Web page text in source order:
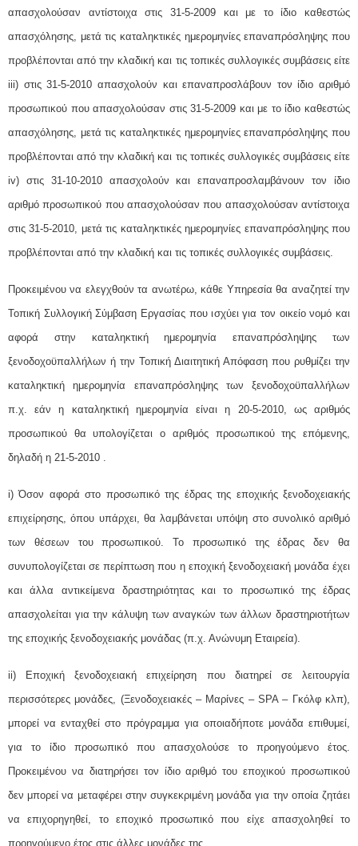
απασχολούσαν αντίστοιχα στις 31-5-2009 και με το ίδιο καθεστώς
απασχόλησης, μετά τις καταληκτικές ημερομηνίες επαναπρόσληψης που
προβλέπονται από την κλαδική και τις τοπικές συλλογικές συμβάσεις είτε
iii) στις 31-5-2010 απασχολούν και επαναπροσλάβουν τον ίδιο αριθμό
προσωπικού που απασχολούσαν στις 31-5-2009 και με το ίδιο καθεστώς
απασχόλησης, μετά τις καταληκτικές ημερομηνίες επαναπρόσληψης που
προβλέπονται από την κλαδική και τις τοπικές συλλογικές συμβάσεις είτε
iv) στις 31-10-2010 απασχολούν και επαναπροσλαμβάνουν τον ίδιο
αριθμό προσωπικού που απασχολούσαν που απασχολούσαν αντίστοιχα
στις 31-5-2010, μετά τις καταληκτικές ημερομηνίες επαναπρόσληψης που
προβλέπονται από την κλαδική και τις τοπικές συλλογικές συμβάσεις.
Προκειμένου να ελεγχθούν τα ανωτέρω, κάθε Υπηρεσία θα αναζητεί την
Τοπική Συλλογική Σύμβαση Εργασίας που ισχύει για τον οικείο νομό και
αφορά στην καταληκτική ημερομηνία επαναπρόσληψης των
ξενοδοχοϋπαλλήλων ή την Τοπική Διαιτητική Απόφαση που ρυθμίζει την
καταληκτική ημερομηνία επαναπρόσληψης των ξενοδοχοϋπαλλήλων
π.χ. εάν η καταληκτική ημερομηνία είναι η 20-5-2010, ως αριθμός
προσωπικού θα υπολογίζεται ο αριθμός προσωπικού της επόμενης,
δηλαδή η 21-5-2010 .
i) Όσον αφορά στο προσωπικό της έδρας της εποχικής ξενοδοχειακής
επιχείρησης, όπου υπάρχει, θα λαμβάνεται υπόψη στο συνολικό αριθμό
των θέσεων του προσωπικού. Το προσωπικό της έδρας δεν θα
συνυπολογίζεται σε περίπτωση που η εποχική ξενοδοχειακή μονάδα έχει
και άλλα αντικείμενα δραστηριότητας και το προσωπικό της έδρας
απασχολείται για την κάλυψη των αναγκών των άλλων δραστηριοτήτων
της εποχικής ξενοδοχειακής μονάδας (π.χ. Ανώνυμη Εταιρεία).
ii) Εποχική ξενοδοχειακή επιχείρηση που διατηρεί σε λειτουργία
περισσότερες μονάδες, (Ξενοδοχειακές – Μαρίνες – SPA – Γκόλφ κλπ),
μπορεί να ενταχθεί στο πρόγραμμα για οποιαδήποτε μονάδα επιθυμεί,
για το ίδιο προσωπικό που απασχολούσε το προηγούμενο έτος.
Προκειμένου να διατηρήσει τον ίδιο αριθμό του εποχικού προσωπικού
δεν μπορεί να μεταφέρει στην συγκεκριμένη μονάδα για την οποία ζητάει
να επιχορηγηθεί, το εποχικό προσωπικό που είχε απασχοληθεί το
προηγούμενο έτος στις άλλες μονάδες της.